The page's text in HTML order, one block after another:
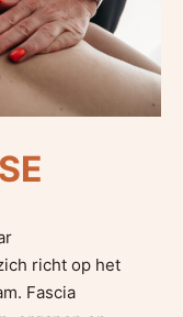
richt op het
Fascia